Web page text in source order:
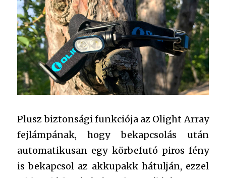
Plusz biztonsági funkciója az Olight Array
fejlámpának, hogy bekapcsolás után
automatikusan egy körbefutó piros fény
is bekapcsol az akkupakk hátulján, ezzel